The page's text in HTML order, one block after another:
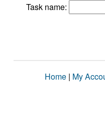
Task name:
Home | My